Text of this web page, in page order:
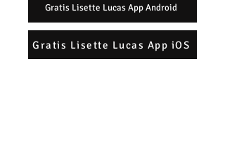
Gratis Lisette Lucas App Android
Gratis Lisette Lucas App iOS